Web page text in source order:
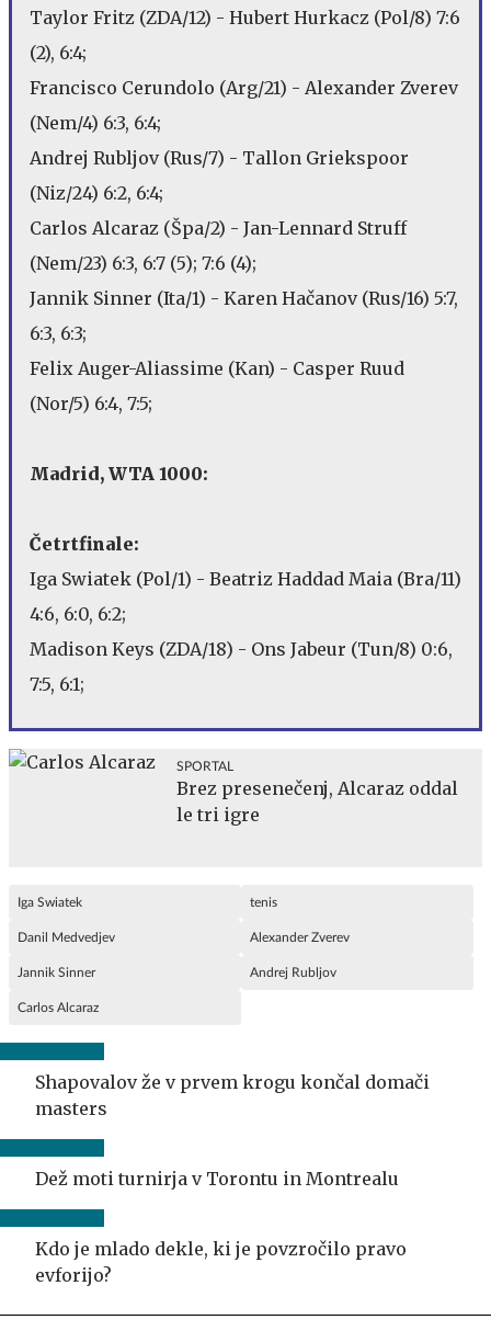
Taylor Fritz (ZDA/12) - Hubert Hurkacz (Pol/8) 7:6
(2), 6:4;
Francisco Cerundolo (Arg/21) - Alexander Zverev
(Nem/4) 6:3, 6:4;
Andrej Rubljov (Rus/7) - Tallon Griekspoor
(Niz/24) 6:2, 6:4;
Carlos Alcaraz (Špa/2) - Jan-Lennard Struff
(Nem/23) 6:3, 6:7 (5); 7:6 (4);
Jannik Sinner (Ita/1) - Karen Hačanov (Rus/16) 5:7,
6:3, 6:3;
Felix Auger-Aliassime (Kan) - Casper Ruud
(Nor/5) 6:4, 7:5;
Madrid, WTA 1000:
Četrtfinale:
Iga Swiatek (Pol/1) - Beatriz Haddad Maia (Bra/11)
4:6, 6:0, 6:2;
Madison Keys (ZDA/18) - Ons Jabeur (Tun/8) 0:6,
7:5, 6:1;
SPORTAL
Brez presenečenj, Alcaraz oddal
le tri igre
Iga Swiatek tenis
Danil Medvedjev Alexander Zverev
Jannik Sinner Andrej Rubljov
Carlos Alcaraz
Shapovalov že v prvem krogu končal domači
masters
Dež moti turnirja v Torontu in Montrealu
Kdo je mlado dekle, ki je povzročilo pravo
evforijo?